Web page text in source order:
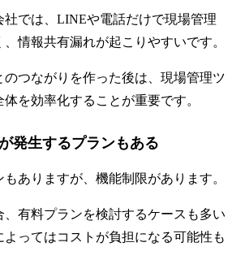
社では、LINEや電話だけで現場管理
情報共有漏れが起こりやすいです。
つながりを作った後は、現場管理ツ
を効率化することが重要です。
発生するプランもある
ありますが、機能制限があります。
有料プランを検討するケースも多い
ってはコストが負担になる可能性も